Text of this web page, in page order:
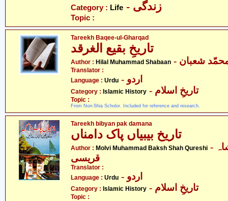
Category : Life - زندگی
Topic :
Tareekh Baqee-ul-Gharqad
تاریخِ بقیع الغرقد
Author : Hilal Muhammad Shabaan محمّد شعبان
Translator :
Language : Urdu - اردو
Category : Islamic History - تاریخِ اسلام
Topic :
From Non-Shia Scholor. Included for reference and research.
Tareekh bibyan pak damana
تاریخ بیبیاں پاک دامناں
Author : Molvi Muhammad Baksh Shah Qureshi - مولوی محمد بخش شاہ
قریسی
Translator :
Language : Urdu - اردو
Category : Islamic History - تاریخِ اسلام
Topic :